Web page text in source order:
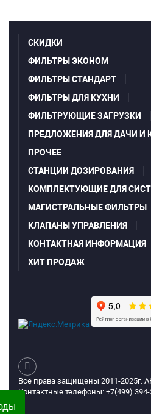
СКИДКИ
ФИЛЬТРЫ ЭКОНОМ
ФИЛЬТРЫ СТАНДАРТ
ФИЛЬТРЫ ДЛЯ КУХНИ
ФИЛЬТРУЮЩИЕ ЗАГРУЗКИ
ПРЕДЛОЖЕНИЯ ДЛЯ ДАЧИ И
ПРОЧЕЕ
СТАНЦИИ ДОЗИРОВАНИЯ
КОМПЛЕКТУЮЩИЕ ДЛЯ
МАГИСТРАЛЬНЫЕ ФИЛЬТРЫ
КЛАПАНЫ УПРАВЛЕНИЯ
КОНТАКТНАЯ ИНФОРМАЦИЯ
ХИТ ПРОДАЖ
Все права защищены 2011-2025г.
Контактные телефоны: +7(499) 394-